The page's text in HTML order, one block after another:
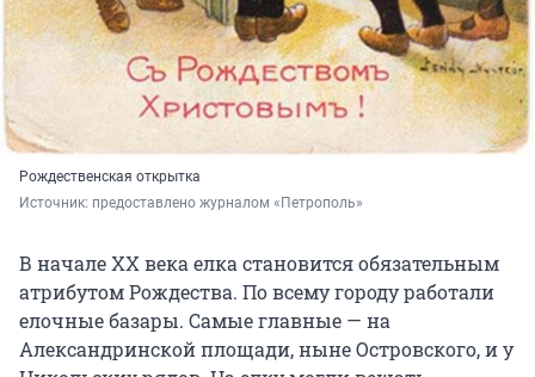
Рождественская открытка
Источник: предоставлено журналом «Петрополь»
В начале ХХ века елка становится обязательным
атрибутом Рождества. По всему городу работали
елочные базары. Самые главные — на
Александринской площади, ныне Островского, и у